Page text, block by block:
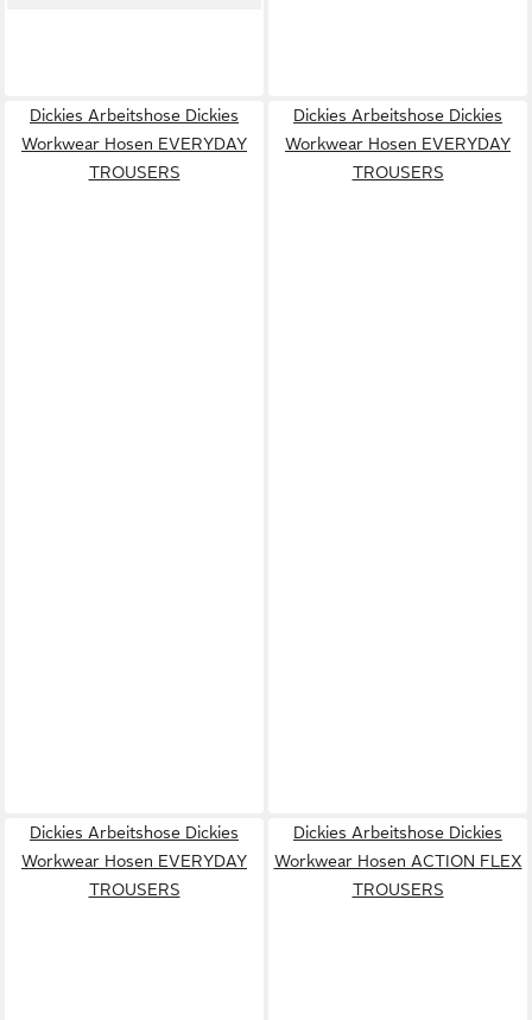
Dickies Arbeitshose Dickies
Workwear Hosen EVERYDAY
TROUSERS
Dickies Arbeitshose Dickies
Workwear Hosen EVERYDAY
TROUSERS
Dickies Arbeitshose Dickies
Workwear Hosen EVERYDAY
TROUSERS
Dickies Arbeitshose Dickies
Workwear Hosen ACTION FLEX
TROUSERS